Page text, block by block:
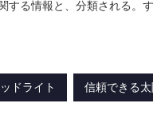
る情報と、分類される。
ドライト
信頼できる